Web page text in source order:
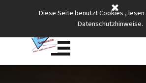
Diese Seite benutzt Cookies ,
Datenschutzhinweise.
Meisterqualität für Wände,
Böden und edle Oberflächen.
Menü überspringen